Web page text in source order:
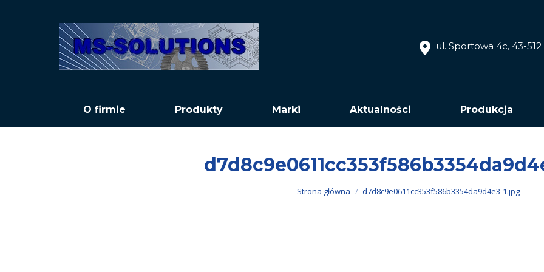
ul. Sportowa 4c, 43-
O firmie Produkty Marki Aktualności Produkcja
Jesteś tutaj:
Strona główna d7d8c9e0611cc353f586b3354da9d4e3-1.jpg